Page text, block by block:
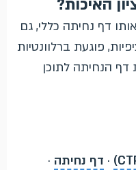
האיכות?
דף נחיתה כללי, גם
פוגעת ברלוונטיות
דף הנחיתה לתוכן
· דף נחיתה ·